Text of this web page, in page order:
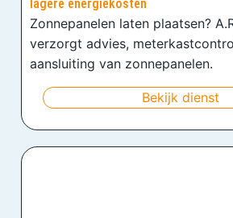
lagere energiekosten
Zonnepanelen laten plaatsen?
verzorgt advies,
aansluiting van zonnepanelen.
Bekijk dienst